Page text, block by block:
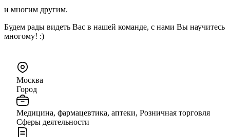
и многим другим.
Будем рады видеть Вас в нашей команде, с нами Вы научитесь
многому! :)
Москва
Город
Медицина, фармацевтика, аптеки, Розничная торговля
Сферы деятельности